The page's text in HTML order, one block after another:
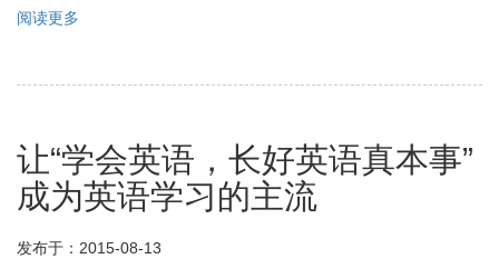
阅读更多
夫
精
3.7.2，
更
有
让“学会英语，长好英语真本事”
成为英语学习的主流
发布于：2015-08-13